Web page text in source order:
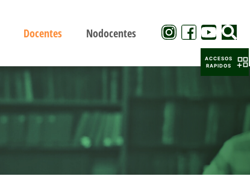
Docentes Nodocentes
ACCESOS
RAPIDOS